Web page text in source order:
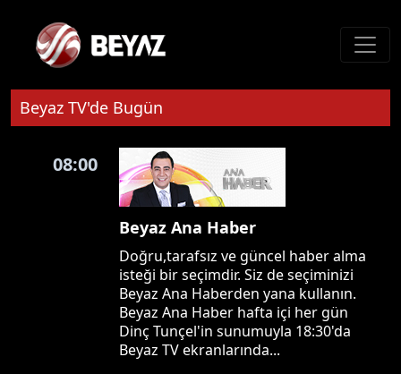
Beyaz TV'de Bugün
08:00
Beyaz Ana Haber
Doğru,tarafsız ve güncel haber alma
isteği bir seçimdir. Siz de seçiminizi
Beyaz Ana Haberden yana kullanın.
Beyaz Ana Haber hafta içi her gün
Dinç Tunçel'in sunumuyla 18:30'da
Beyaz TV ekranlarında...